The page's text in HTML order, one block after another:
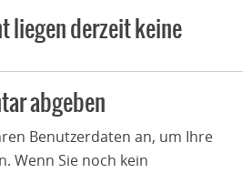
liegen derzeit keine
abgeben
Benutzerdaten an, um Ihre
Wenn Sie noch kein